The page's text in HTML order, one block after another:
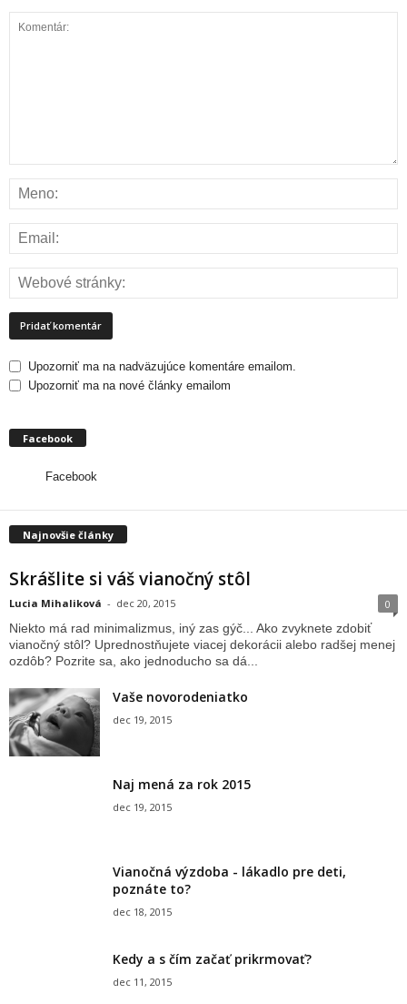
Upozorniť ma na nadväzujúce komentáre emailom.
Upozorniť ma na nové články emailom
Facebook
Facebook
Najnovšie články
Skrášlite si váš vianočný stôl
Lucia Mihaliková - dec 20, 2015 0
Niekto má rad minimalizmus, iný zas gýč... Ako zvyknete zdobiť
vianočný stôl? Uprednostňujete viacej dekorácii alebo radšej menej
ozdôb? Pozrite sa, ako jednoducho sa dá...
Vaše novorodeniatko
dec 19, 2015
Naj mená za rok 2015
dec 19, 2015
Vianočná výzdoba - lákadlo pre deti,
poznáte to?
dec 18, 2015
Kedy a s čím začať prikrmovať?
dec 11, 2015